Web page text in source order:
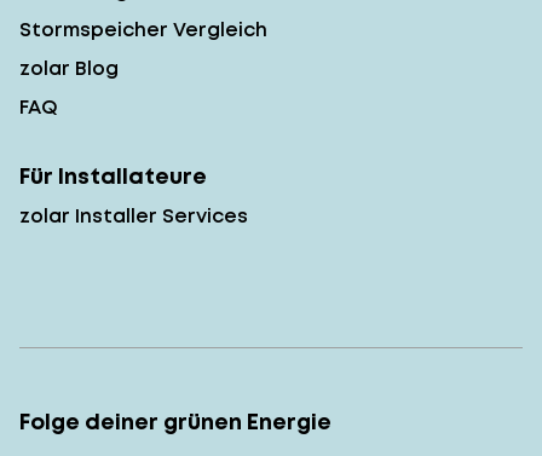
Stormspeicher Vergleich
zolar Blog
FAQ
Für Installateure
zolar Installer Services
Folge deiner grünen Energie